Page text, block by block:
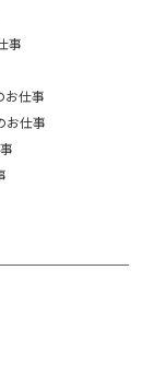
事
お仕事
お仕事